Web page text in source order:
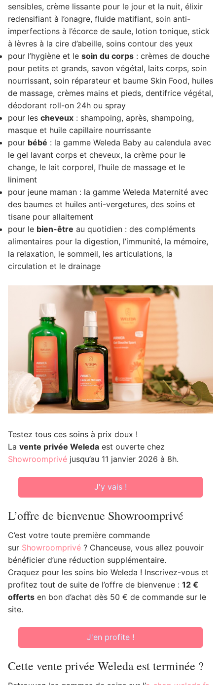
sensibles, crème lissante pour le jour et la nuit, élixir
redensifiant à l’onagre, fluide matifiant, soin anti-
imperfections à l’écorce de saule, lotion tonique, stick
à lèvres à la cire d’abeille, soins contour des yeux
pour l’hygiène et le soin du corps : crèmes de douche
pour petits et grands, savon végétal, laits corps, soin
nourrissant, soin réparateur et baume Skin Food, huiles
de massage, crèmes mains et pieds, dentifrice végétal,
déodorant roll-on 24h ou spray
pour les cheveux : shampoing, après, shampoing,
masque et huile capillaire nourrissante
pour bébé : la gamme Weleda Baby au calendula avec
le gel lavant corps et cheveux, la crème pour le
change, le lait corporel, l’huile de massage et le
liniment
pour jeune maman : la gamme Weleda Maternité avec
des baumes et huiles anti-vergetures, des soins et
tisane pour allaitement
pour le bien-être au quotidien : des compléments
alimentaires pour la digestion, l’immunité, la mémoire,
la relaxation, le sommeil, les articulations, la
circulation et le drainage
Testez tous ces soins à prix doux !
La vente privée Weleda est ouverte chez
Showroomprivé jusqu’au 11 janvier 2026 à 8h.
J'y vais !
L’offre de bienvenue Showroomprivé
C’est votre toute première commande
sur Showroomprivé ? Chanceuse, vous allez pouvoir
bénéficier d’une réduction supplémentaire.
Craquez pour les soins bio Weleda ! Inscrivez-vous et
profitez tout de suite de l’offre de bienvenue : 12 €
offerts en bon d’achat dès 50 € de commande sur le
site.
J'en profite !
Cette vente privée Weleda est terminée ?